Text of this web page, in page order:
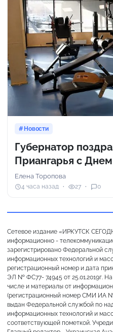
Новости
Губернатор
Приангарья с
Елена Торопова
4 часа назад 27 0
Сетевое издание «ИРКУТСК
информационно -
зарегистрировано Федеральной
информационных технологий и
регистрационный номер и дата
ЭЛ № ФС77- 74945 от 25.01.2019г.
числе и материалы от
(регистрационный номер СМИ ИА №
выдан Федеральной службой по
информационных технологий и
соответствующей пометкой.